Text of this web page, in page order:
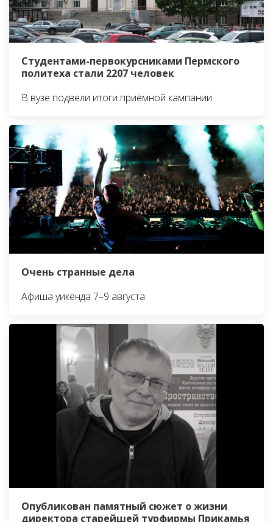
Студентами-первокурсниками Пермского
политеха стали 2207 человек
В вузе подвели итоги приёмной кампании
Очень странные дела
Афиша уикенда 7–9 августа
Опубликован памятный сюжет о жизни
директора старейшей турфирмы Прикамья